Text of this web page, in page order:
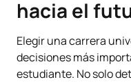
hacia el
Elegir una carrera
decisiones más
estudiante. No solo